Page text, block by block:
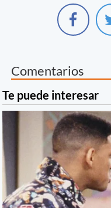
Comentarios